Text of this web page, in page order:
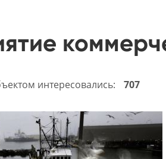
интересовались: 707